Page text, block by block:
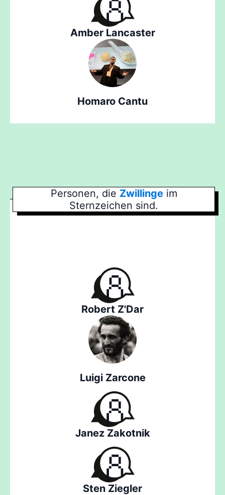
Amber Lancaster
Homaro Cantu
Personen, die Zwillinge im
Sternzeichen sind.
Robert Z'Dar
Luigi Zarcone
Janez Zakotnik
Sten Ziegler